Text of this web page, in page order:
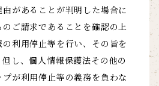
があることが判明した場合に
ご請求であることを確認の上
利用停止等を行い、その旨を
し、個人情報保護法その他の
が利用停止等の義務を負わな